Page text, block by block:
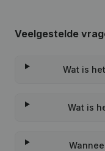
Veelgestelde
Wat is
Wat is